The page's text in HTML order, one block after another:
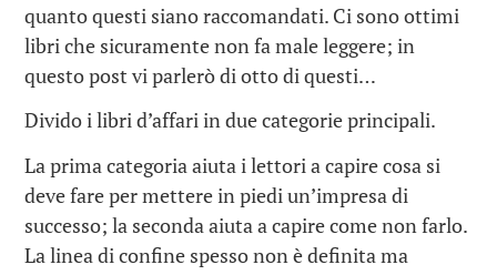
quanto questi siano raccomandati. Ci sono ottimi
libri che sicuramente non fa male leggere; in
questo post vi parlerò di otto di questi…
Divido i libri d’affari in due categorie principali.
La prima categoria aiuta i lettori a capire cosa si
deve fare per mettere in piedi un’impresa di
successo; la seconda aiuta a capire come non farlo.
La linea di confine spesso non è definita ma